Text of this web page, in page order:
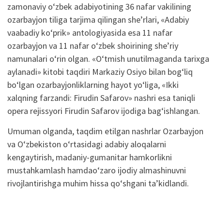
zamonaviy o‘zbek adabiyotining 36 nafarvakilining
ozarbayjon tiliga tarjima qilingan she’rlari, «Adabiy
vaabadiy ko‘prik» antologiyasida esa 11 nafar
ozarbayjon va 11 nafar o‘zbek shoirining she’riy
namunalari o‘rin olgan. «O‘tmish unutilmaganda tarixga
aylanadi» kitobi taqdiri Markaziy Osiyo bilan bog‘liq
bo‘lgan ozarbayjonliklarning hayotyo‘liga, «Ikki
xalqning farzandi: Firudin Safarov» nashri esa taniqli
opera rejissyori Firudin Safarov ijodiga bag‘ishlangan.
Umuman olganda, taqdim etilgan nashrlar Ozarbayjon
va O‘zbekiston o‘rtasidagi adabiy aloqalarni
kengaytirish, madaniy-gumanitar hamkorlikni
mustahkamlash hamdao‘zaro ijodiy almashinuvni
rivojlantirishga muhim hissa qo‘shgani ta’kidlandi.